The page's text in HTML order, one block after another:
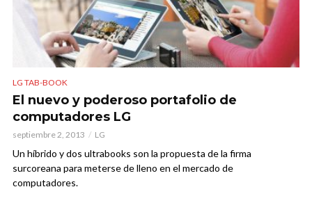
LG TAB-BOOK
El nuevo y poderoso portafolio de
computadores LG
septiembre 2, 2013 LG
Un híbrido y dos ultrabooks son la propuesta de la firma
surcoreana para meterse de lleno en el mercado de
computadores.